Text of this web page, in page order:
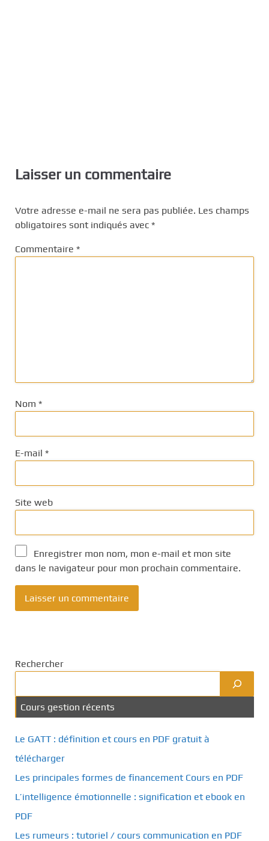
Laisser un commentaire
Votre adresse e-mail ne sera pas publiée. Les champs
obligatoires sont indiqués avec *
Commentaire *
Nom *
E-mail *
Site web
Enregistrer mon nom, mon e-mail et mon site
dans le navigateur pour mon prochain commentaire.
Rechercher
Cours gestion récents
Le GATT : définition et cours en PDF gratuit à
télécharger
Les principales formes de financement Cours en PDF
L’intelligence émotionnelle : signification et ebook en
PDF
Les rumeurs : tutoriel / cours communication en PDF